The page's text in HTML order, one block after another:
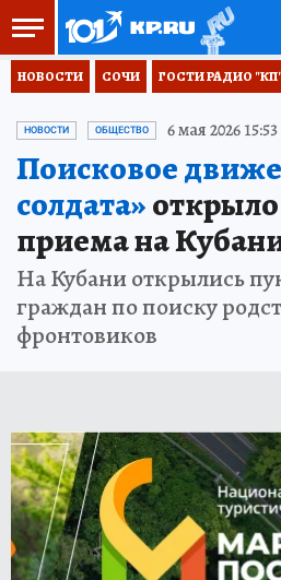
НОВОСТИ СОЧИ ГОСТИ РАДИО
НОВОСТИ ОБЩЕСТВО 6 мая 2026 15:53
Поисковое
солдата»
приема на
На Кубани открылись
граждан по поиску
фронтовиков